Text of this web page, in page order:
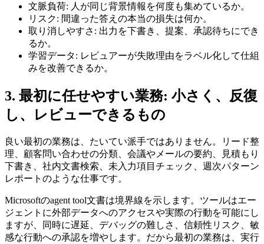
文脈負荷: 人が同じ背景情報を何度も集めているか。
リスク: 間違った答えの本当の損失は何か。
取り消しやすさ: 出力を下書き、提案、承認待ちにでき
るか。
学習データ: レビュアーが失敗理由をラベル化して仕組
みを改善できるか。
3. 最初に任せやすい業務: 小さく、反復
し、レビューできるもの
良い最初の業務は、たいてい派手ではありません。リード整
理、顧客問い合わせの分類、会議やメールの要約、見積もり
下書き、社内文書検索、未入力項目チェック、週次パターン
レポートのような仕事です。
Microsoftのagent tool文書は境界線を示します。ツールはエー
ジェントに外部データへのアクセスや実際の行動を可能にし
ますが、同時に遅延、デバッグの難しさ、信頼性リスク、敏
感な行動への承認を増やします。だから最初の業務は、実行